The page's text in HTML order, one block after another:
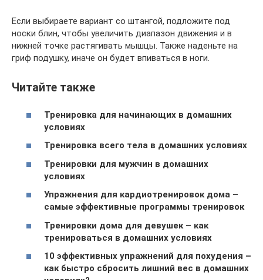
Если выбираете вариант со штангой, подложите под
носки блин, чтобы увеличить диапазон движения и в
нижней точке растягивать мышцы. Также наденьте на
гриф подушку, иначе он будет впиваться в ноги.
Читайте также
Тренировка для начинающих в домашних
условиях
Тренировка всего тела в домашних условиях
Тренировки для мужчин в домашних
условиях
Упражнения для кардиотренировок дома –
самые эффективные программы тренировок
Тренировки дома для девушек – как
тренироваться в домашних условиях
10 эффективных упражнений для похудения –
как быстро сбросить лишний вес в домашних